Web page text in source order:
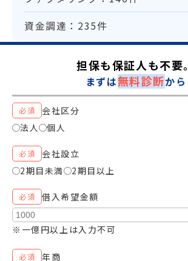
資金調達：235件
担保も保証人も不要。
まずは無料診断から
必須
会社区分
法人
個人
必須
会社設立
2期目未満
2期目以上
必須
借入希望金額
※一億円以上は入力不可
必須 年商